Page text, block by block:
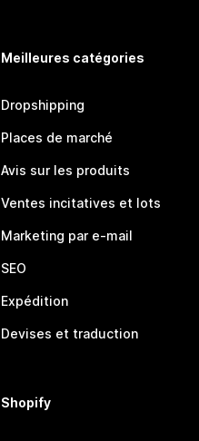
Meilleures catégories
Dropshipping
Places de marché
Avis sur les produits
Ventes incitatives et lots
Marketing par e-mail
SEO
Expédition
Devises et traduction
Shopify